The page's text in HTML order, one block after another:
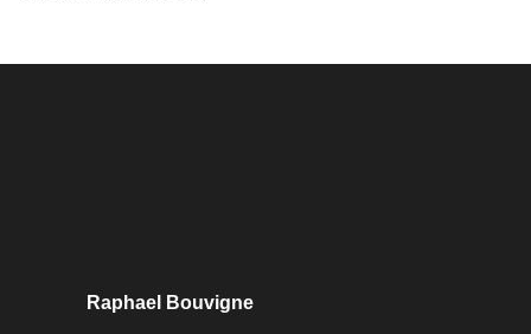
Raphael Bouvigne